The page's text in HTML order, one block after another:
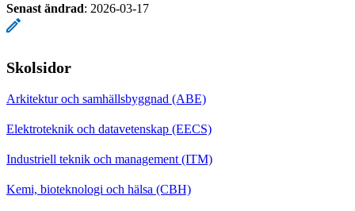
Senast ändrad: 2026-03-17
Skolsidor
Arkitektur och samhällsbyggnad (ABE)
Elektroteknik och datavetenskap (EECS)
Industriell teknik och management (ITM)
Kemi, bioteknologi och hälsa (CBH)